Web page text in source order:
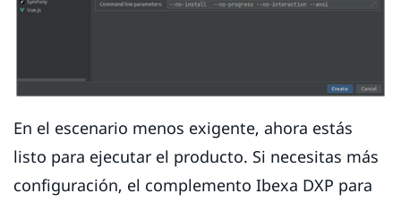
En el escenario menos exigente, ahora estás
listo para ejecutar el producto. Si necesitas más
configuración, el complemento Ibexa DXP para